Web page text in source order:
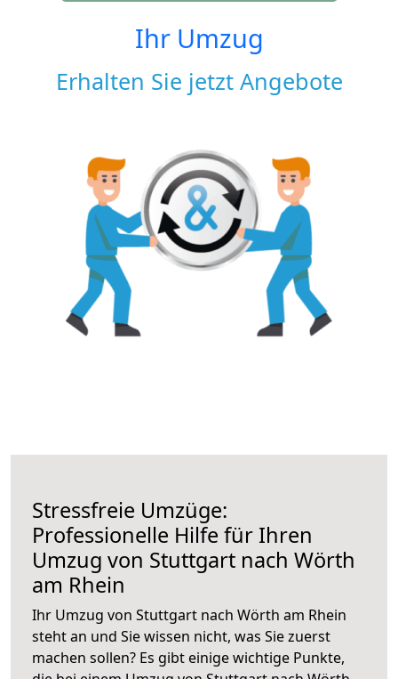
Ihr Umzug
Erhalten Sie jetzt Angebote
Stressfreie Umzüge:
Professionelle Hilfe für Ihren
Umzug von Stuttgart nach Wörth
am Rhein
Ihr Umzug von Stuttgart nach Wörth am Rhein
steht an und Sie wissen nicht, was Sie zuerst
machen sollen? Es gibt einige wichtige Punkte,